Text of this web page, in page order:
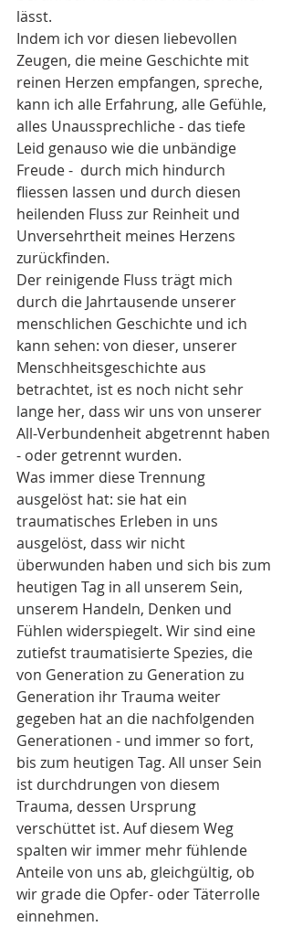
lässt.
Indem ich vor diesen liebevollen
Zeugen, die meine Geschichte mit
reinen Herzen empfangen, spreche,
kann ich alle Erfahrung, alle Gefühle,
alles Unaussprechliche - das tiefe
Leid genauso wie die unbändige
Freude -  durch mich hindurch
fliessen lassen und durch diesen
heilenden Fluss zur Reinheit und
Unversehrtheit meines Herzens
zurückfinden.
Der reinigende Fluss trägt mich
durch die Jahrtausende unserer
menschlichen Geschichte und ich
kann sehen: von dieser, unserer
Menschheitsgeschichte aus
betrachtet, ist es noch nicht sehr
lange her, dass wir uns von unserer
All-Verbundenheit abgetrennt haben
- oder getrennt wurden.
Was immer diese Trennung
ausgelöst hat: sie hat ein
traumatisches Erleben in uns
ausgelöst, dass wir nicht
überwunden haben und sich bis zum
heutigen Tag in all unserem Sein,
unserem Handeln, Denken und
Fühlen widerspiegelt. Wir sind eine
zutiefst traumatisierte Spezies, die
von Generation zu Generation zu
Generation ihr Trauma weiter
gegeben hat an die nachfolgenden
Generationen - und immer so fort,
bis zum heutigen Tag. All unser Sein
ist durchdrungen von diesem
Trauma, dessen Ursprung
verschüttet ist. Auf diesem Weg
spalten wir immer mehr fühlende
Anteile von uns ab, gleichgültig, ob
wir grade die Opfer- oder Täterrolle
einnehmen.